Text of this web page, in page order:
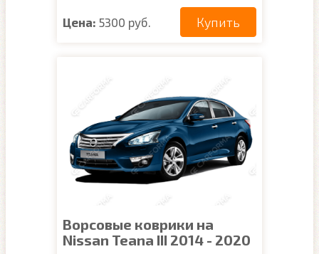
Цена: 5300 руб. Купить
Ворсовые коврики на
Nissan Teana III 2014 - 2020